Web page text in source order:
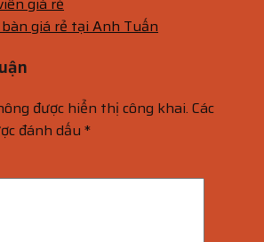
giá rẻ tại Anh Tuấn
được hiển thị công khai. Các
đánh dấu *